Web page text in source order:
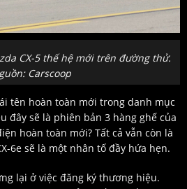
CX-5 thế hệ mới trên đường thử.
Carscoop
tên hoàn toàn mới trong danh mục
đây sẽ là phiên bản 3 hàng ghế của
hoàn toàn mới? Tất cả vẫn còn là
6e sẽ là một nhân tố đầy hứa hẹn.
lại ở việc đăng ký thương hiệu.